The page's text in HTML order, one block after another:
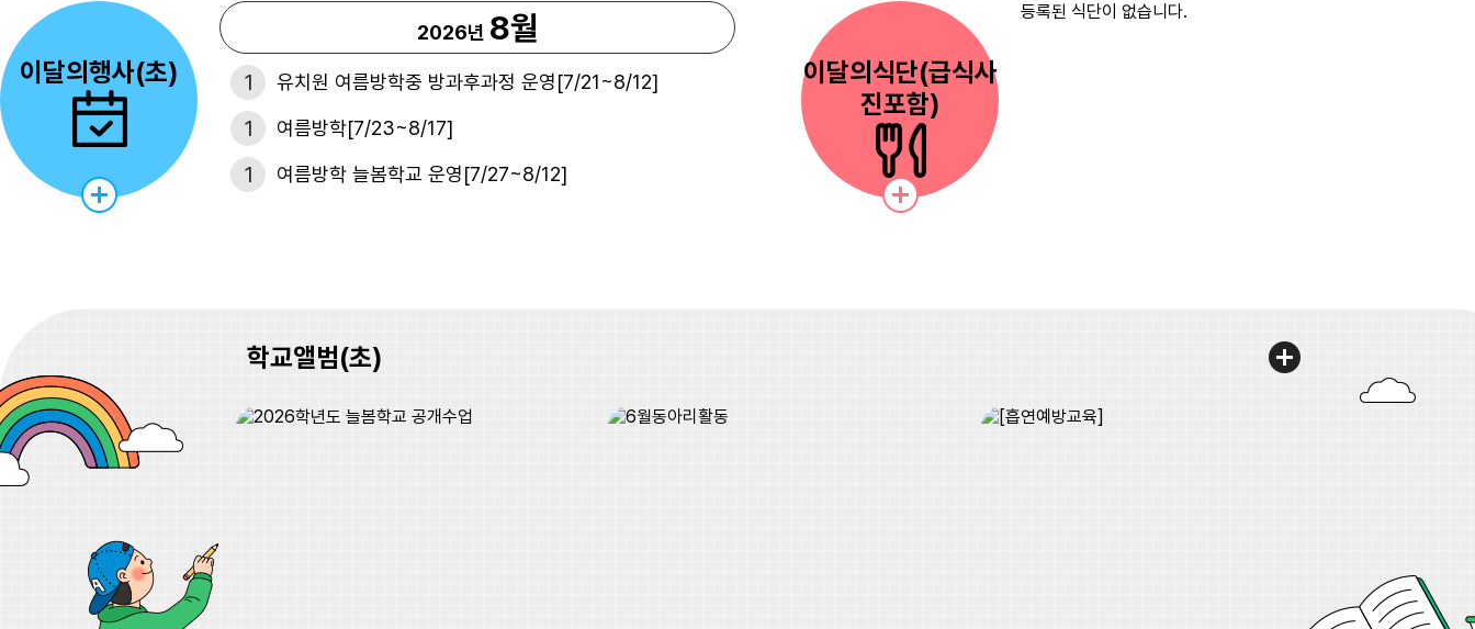
이달의행사(초)
2026년 8월
1 유치원 여름방학중 방과후과정 운영[7/21~8/12]
1 여름방학[7/23~8/17]
1 여름방학 늘봄학교 운영[7/27~8/12]
3 유치원 여름방학중 방과후과정 운영[7/21~8/12]
3 여름방학[7/23~8/17]
이달의식단(급식사
진포함)
등록된 식단이 없습니다.
학교앨범(초)